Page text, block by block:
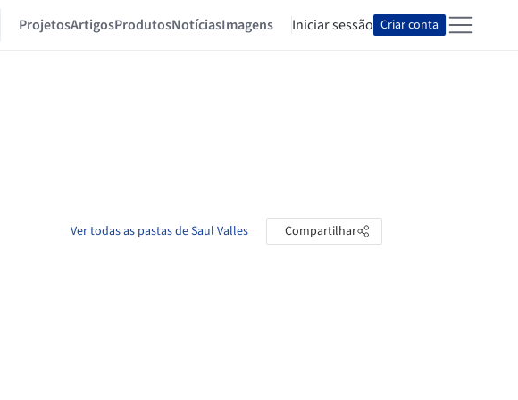
ProjetosArtigosProdutosNotíciasImagens Iniciar sessão Criar conta
Ver todas as pastas de Saul Valles Compartilhar